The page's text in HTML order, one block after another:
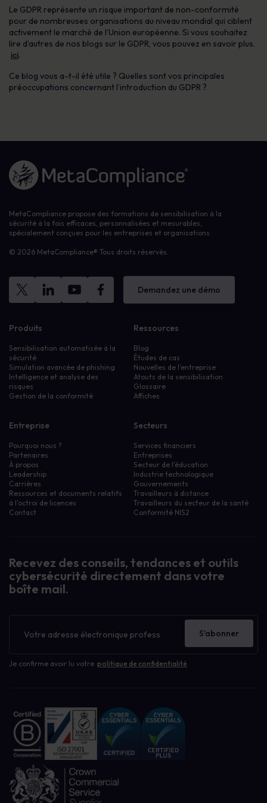
Le GDPR représente un risque important de non-conformité
pour de nombreuses organisations au niveau mondial qui ciblent
activement le marché de l’Union européenne. Si vous souhaitez
lire d’autres de nos blogs sur le GDPR, vous pouvez en savoir plus.
ici.
Ce blog vous a-t-il été utile ? Quelles sont vos principales
préoccupations concernant l’introduction du GDPR ?
Lien vers la page d'accueil
MetaCompliance propose des formations de sensibilisation à la
sécurité à la fois efficaces, personnalisées et mesurables,
spécialement conçues pour les entreprises et organisations.
© 2026 MetaCompliance® Tous droits réservés.
Demandez une démo
Produits
Sensibilisation automatisée à la
sécurité
Simulation avancée de phishing
Intelligence et analyse des
risques
Gestion de la conformité
Ressources
Blog
Études de cas
Nouvelles de l'entreprise
Atouts de la sensibilisation
Glossaire
Affiches
Entreprise
Pourquoi nous ?
Partenaires
À propos
Leadership
Carrières
Ressources et documents relatifs
à l'octroi de licences
Contact
Secteurs
Services financiers
Entreprises
Secteur de l'éducation
Industrie technologique
Gouvernements
Travailleurs à distance
Travailleurs du secteur de la santé
Conformité NIS2
Recevez des conseils, tendances et outils
cybersécurité directement dans votre
boîte mail.
d'information
Je confirme avoir lu votre politique de confidentialité
S'abonner